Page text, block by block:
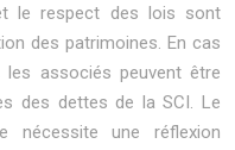
le respect des lois sont
des patrimoines. En cas
associés peuvent être
des dettes de la SCI. Le
nécessite une réflexion